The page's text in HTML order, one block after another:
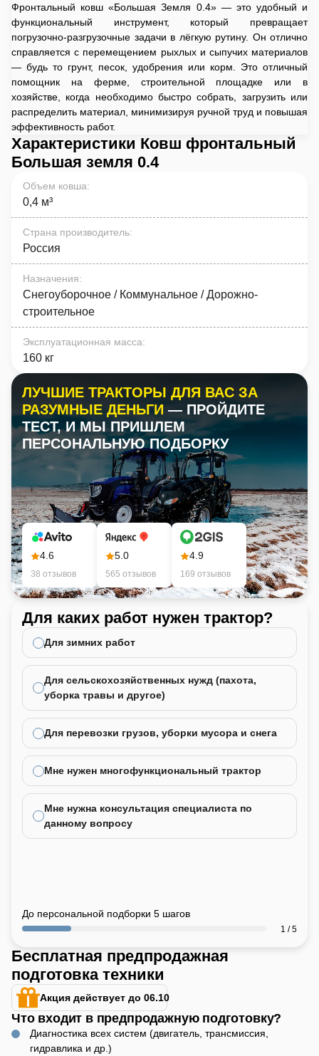
Фронтальный ковш «Большая Земля 0.4» — это удобный и
функциональный инструмент, который превращает
погрузочно-разгрузочные задачи в лёгкую рутину. Он отлично
справляется с перемещением рыхлых и сыпучих материалов
— будь то грунт, песок, удобрения или корм. Это отличный
помощник на ферме, строительной площадке или в
хозяйстве, когда необходимо быстро собрать, загрузить или
распределить материал, минимизируя ручной труд и повышая
эффективность работ.
Характеристики Ковш фронтальный
Большая земля 0.4
Объем ковша:
0,4 м³
Страна производитель:
Россия
Назначения:
Снегоуборочное / Коммунальное / Дорожно-
строительное
Эксплуатационная масса:
160 кг
ЛУЧШИЕ ТРАКТОРЫ ДЛЯ ВАС ЗА
РАЗУМНЫЕ ДЕНЬГИ — ПРОЙДИТЕ
ТЕСТ, И МЫ ПРИШЛЕМ
ПЕРСОНАЛЬНУЮ ПОДБОРКУ
4.6
38 отзывов
5.0
565 отзывов
4.9
169 отзывов
Для каких работ нужен трактор?
Для зимних работ
Для сельскохозяйственных нужд (пахота,
уборка травы и другое)
Для перевозки грузов, уборки мусора и снега
Мне нужен многофункциональный трактор
Мне нужна консультация специалиста по
данному вопросу
До персональной подборки 5 шагов
1 / 5
Бесплатная предпродажная
подготовка техники
Акция действует до 06.10
Что входит в предпродажную подготовку?
Диагностика всех систем (двигатель, трансмиссия,
гидравлика и др.)